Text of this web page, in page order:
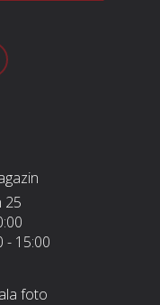
25
- 15:00
foto